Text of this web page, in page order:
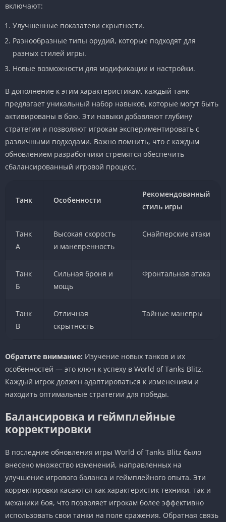
включают:
Улучшенные показатели скрытности.
Разнообразные типы орудий, которые подходят для
разных стилей игры.
Новые возможности для модификации и настройки.
В дополнение к этим характеристикам, каждый танк
предлагает уникальный набор навыков, которые могут быть
активированы в бою. Эти навыки добавляют глубину
стратегии и позволяют игрокам экспериментировать с
различными подходами. Важно помнить, что с каждым
обновлением разработчики стремятся обеспечить
сбалансированный игровой процесс.
Танк Особенности
Рекомендованный
стиль игры
Танк
А
Высокая скорость
и маневренность
Снайперские атаки
Танк
Б
Сильная броня и
мощь
Фронтальная атака
Танк
В
Отличная
скрытность
Тайные маневры
Обратите внимание: Изучение новых танков и их
особенностей — это ключ к успеху в World of Tanks Blitz.
Каждый игрок должен адаптироваться к изменениям и
находить оптимальные стратегии для победы.
Балансировка и геймплейные
корректировки
В последние обновления игры World of Tanks Blitz было
внесено множество изменений, направленных на
улучшение игрового баланса и геймплейного опыта. Эти
корректировки касаются как характеристик техники, так и
механики боя, что позволяет игрокам более эффективно
использовать свои танки на поле сражения. Обратная связь